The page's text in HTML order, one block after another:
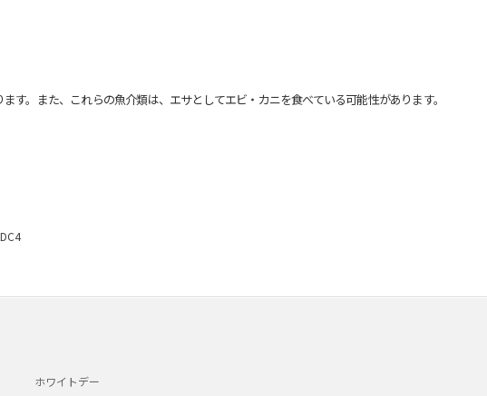
。また、これらの魚介類は、エサとしてエビ・カニを食べている可能性があります。
ホワイトデー